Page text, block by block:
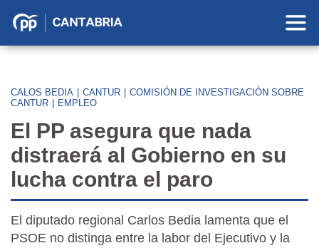
Partido
Cantabria
CALOS BEDIA CANTUR
COMISIÓN DE INVESTIGACIÓN SOBRE
CANTUR
EMPLEO
El PP asegura que nada
distraerá al Gobierno en su
lucha contra el paro
El diputado regional Carlos Bedia lamenta que el
PSOE no distinga entre la labor del Ejecutivo y la